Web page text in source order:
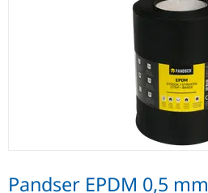
Pandser EPDM 0,5 mm